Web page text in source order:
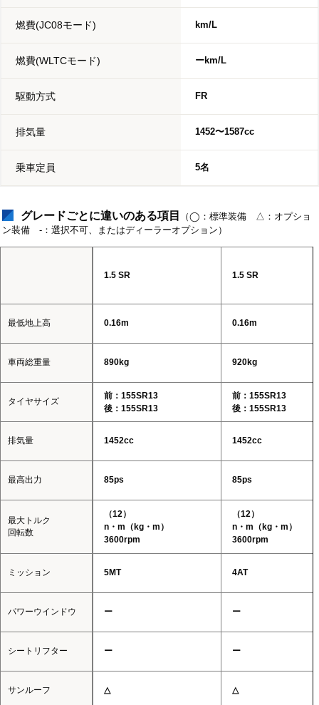
燃費(JC08モード) km/L
燃費(WLTCモード) ーkm/L
駆動方式 FR
排気量 1452〜1587cc
乗車定員 5名
グレードごとに違いのある項目
（◯：標準装備 △：オプショ
ン装備 -：選択不可、またはディーラーオプション）
最低地上高
車両総重量
タイヤサイズ
排気量
最高出力
最大トルク
回転数
ミッション
パワーウインドウ
シートリフター
サンルーフ
1.5 SR 1.5 SR
0.16m 0.16m
890kg 920kg
前：155SR13
後：155SR13
前：155SR13
後：155SR13
1452cc 1452cc
85ps 85ps
（12）
n・m（kg・m）
3600rpm
（12）
n・m（kg・m）
3600rpm
5MT 4AT
ー ー
ー ー
△ △